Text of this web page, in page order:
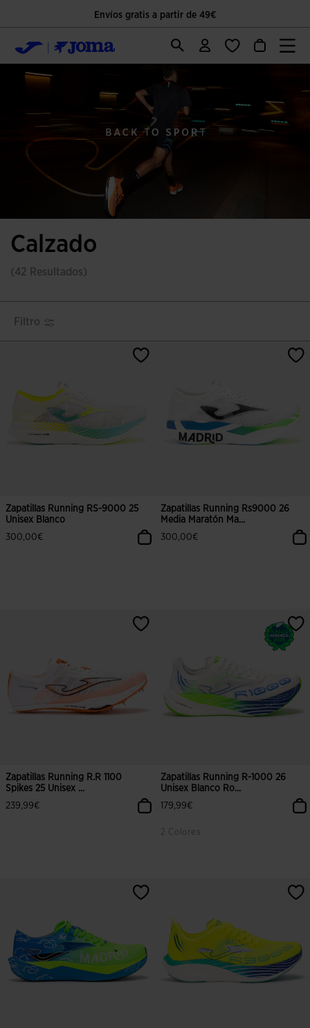
Envíos gratis a partir de 49€
Calzado
(42 Resultados)
Filtro
Zapatillas Running RS-9000 25
Unisex Blanco
300,00€
4,9 sobre 5 de valoración de clientes
Zapatillas Running Rs9000 26
Media Maratón Ma...
300,00€
4,5 sobre 5 de valoración de
Zapatillas Running R.R 1100
Spikes 25 Unisex ...
239,99€
3,5 sobre 5 de valoración de clientes
Zapatillas Running R-1000 26
Unisex Blanco Ro...
179,99€
2 Colores
3,5 sobre 5 de valoración de